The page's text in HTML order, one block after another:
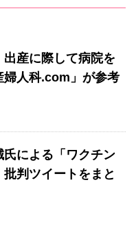
出産に際して病院を
婦人科.com」が参考
氏による「ワクチン
判ツイートをまと